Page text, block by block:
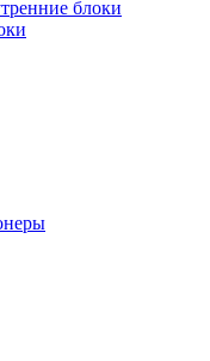
блоки